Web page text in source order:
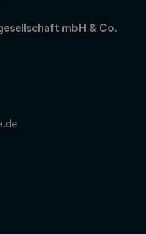
mbH & Co.